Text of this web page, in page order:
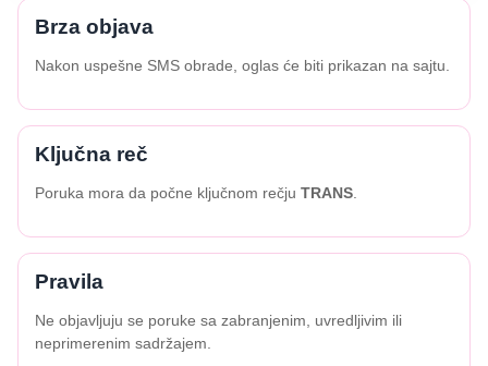
Brza objava
Nakon uspešne SMS obrade, oglas će biti prikazan na sajtu.
Ključna reč
Poruka mora da počne ključnom rečju TRANS
Pravila
Ne objavljuju se poruke sa zabranjenim, uvredljivim ili
neprimerenim sadržajem.